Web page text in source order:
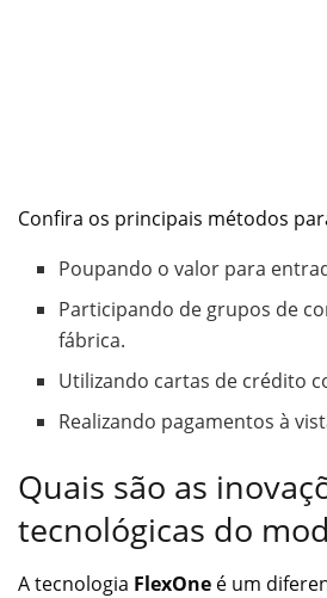
Confira os principais métodos
Poupando o valor para
Participando de grupos de
fábrica.
Utilizando cartas de crédito
Realizando pagamentos à
Quais são as
tecnológicas do
A tecnologia FlexOne é um